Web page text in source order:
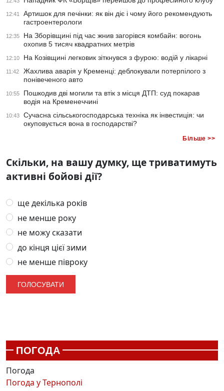
12:41
Артишок для печінки: як він діє і чому його рекомендують
гастроентерологи
12:35
На Зборівщині під час жнив загорівся комбайн: вогонь
охопив 5 тисяч квадратних метрів
12:10 На Козівщині легковик зіткнувся з фурою: водій у лікарні
11:42
Жахлива аварія у Кременці: деблокували потерпілого з
понівеченого авто
10:55
Пошкодив дві могили та втік з місця ДТП: суд покарав
водія на Кременеччині
10:43
Сучасна сільськогосподарська техніка як інвестиція: чи
окуповується вона в господарстві?
Більше >>
Скільки, на вашу думку, ще триватимуть
активні бойові дії?
ще декілька років
не менше року
не можу сказати
до кінця цієї зими
не менше півроку
ПОГОДА
Погода
Погода уТернополі